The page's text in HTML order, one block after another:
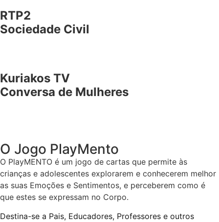
RTP2
Sociedade Civil
Kuriakos TV
Conversa de Mulheres
O Jogo PlayMento
O PlayMENTO é um jogo de cartas que permite às
crianças e adolescentes explorarem e conhecerem melhor
as suas Emoções e Sentimentos, e perceberem como é
que estes se expressam no Corpo.
Destina-se a Pais, Educadores, Professores e outros